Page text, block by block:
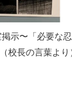
掲示〜「必要な
校長の言葉より